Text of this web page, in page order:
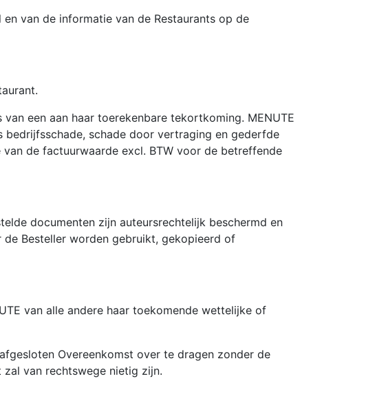
van de informatie van de Restaurants op de
een aan haar toerekenbare tekortkoming. MENUTE
bedrijfsschade, schade door vertraging en gederfde
de factuurwaarde excl. BTW voor de betreffende
documenten zijn auteursrechtelijk beschermd en
Besteller worden gebruikt, gekopieerd of
van alle andere haar toekomende wettelijke of
Overeenkomst over te dragen zonder de
van rechtswege nietig zijn.